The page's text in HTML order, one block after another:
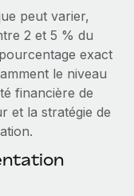
outils essentiels
les RH à
tech
flexible
de partenariat
assistées par
peut varier,
2 et 5 % du
exact
le niveau
financière de
et la stratégie de